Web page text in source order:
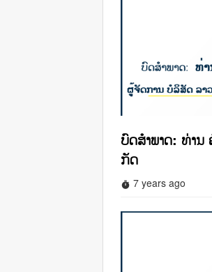
ບົດສໍາພາດ: ທ່ານ
ກັດ
timer 7 years ago